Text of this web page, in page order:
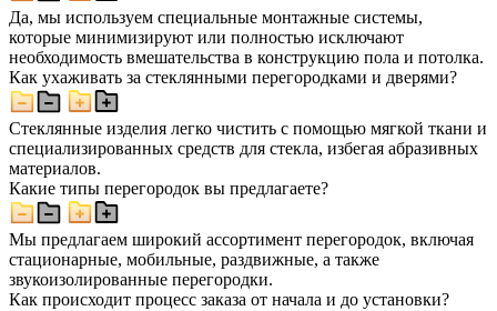
Да, мы используем специальные монтажные системы,
которые минимизируют или полностью исключают
необходимость вмешательства в конструкцию пола и потолка.
Как ухаживать за стеклянными перегородками и дверями?
Стеклянные изделия легко чистить с помощью мягкой ткани и
специализированных средств для стекла, избегая абразивных
материалов.
Какие типы перегородок вы предлагаете?
Мы предлагаем широкий ассортимент перегородок, включая
стационарные, мобильные, раздвижные, а также
звукоизолированные перегородки.
Как происходит процесс заказа от начала и до установки?